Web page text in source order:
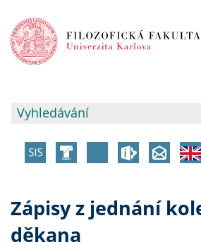
Zápisy z jednání
děkana